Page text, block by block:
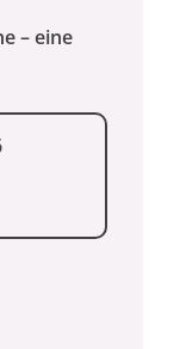
– eine